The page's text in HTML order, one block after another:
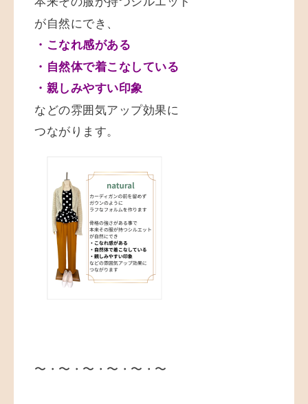
が自然にでき、
・こなれ感がある
・自然体で着こなしている
・親しみやすい印象
などの雰囲気アップ効果に
つながります。
〜・〜・〜・〜・〜・〜